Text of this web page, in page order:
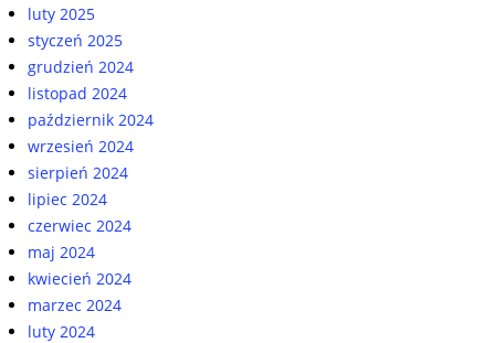
luty 2025
styczeń 2025
grudzień 2024
listopad 2024
październik 2024
wrzesień 2024
sierpień 2024
lipiec 2024
czerwiec 2024
maj 2024
kwiecień 2024
marzec 2024
luty 2024